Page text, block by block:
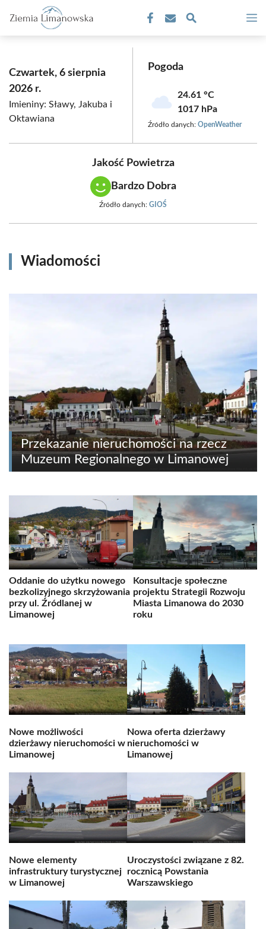
treści
Czwartek, 6 sierpnia
2026 r.
Imieniny: Sławy, Jakuba i
Oktawiana
Pogoda
24.61 °C
1017 hPa
Źródło danych: OpenWeather
Jakość Powietrza
Bardzo Dobra
Źródło danych: GIOŚ
Wiadomości
Przekazanie nieruchomości na rzecz
Muzeum Regionalnego w Limanowej
Oddanie do użytku nowego
bezkolizyjnego skrzyżowania
przy ul. Źródlanej w
Limanowej
Konsultacje społeczne
projektu Strategii Rozwoju
Miasta Limanowa do 2030
roku
Nowe możliwości
dzierżawy nieruchomości w
Limanowej
Nowa oferta dzierżawy
nieruchomości w
Limanowej
Nowe elementy
infrastruktury turystycznej
w Limanowej
Uroczystości związane z 82.
rocznicą Powstania
Warszawskiego